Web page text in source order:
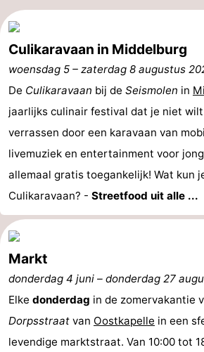
Geere
Zandput
Dennenbos
-
Fort
Haak
-
De
Westhove
Last
Zien
doen
-
Monumenten
-
Uitkijkpunten
Attracties
Culikaravaan in Middelburg
woensdag 5 – zaterdag 8 augustus
De Culikaravaan bij de Seismolen in
jaarlijks culinair festival dat je niet
verrassen door een karavaan van
livemuziek en entertainment voor
allemaal gratis toegankelijk! Wat kun
Culikaravaan? - Streetfood uit alle ...
Markt
donderdag 4 juni – donderdag 27
Elke donderdag in de zomervakantie
Dorpsstraat van Oostkapelle in een
levendige marktstraat. Van 10:00 tot